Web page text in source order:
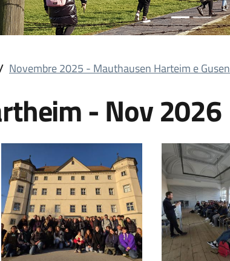
Novembre 2025 - Mauthausen Harteim e Gusen
- Nov 2026